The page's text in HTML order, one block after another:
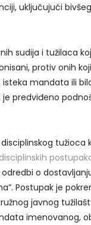
uključujući
sudija i tužilaca
protiv onih
mandata ili
predviđeno
tužioca
odredbi o
Postupak je
javnog
imenovanog,